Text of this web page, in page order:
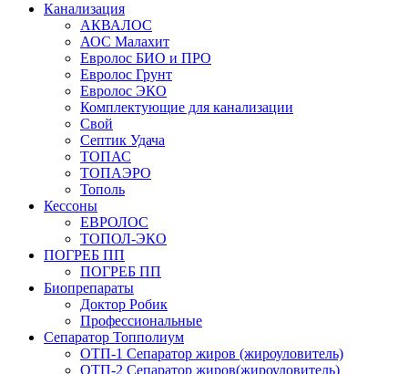
Канализация
АКВАЛОС
АОС Малахит
Евролос БИО и ПРО
Евролос Грунт
Евролос ЭКО
Комплектующие для канализации
Свой
Септик Удача
ТОПАС
ТОПАЭРО
Тополь
Кессоны
ЕВРОЛОС
ТОПОЛ-ЭКО
ПОГРЕБ ПП
ПОГРЕБ ПП
Биопрепараты
Доктор Робик
Профессиональные
Сепаратор Топполиум
ОТП-1 Сепаратор жиров (жироуловитель)
ОТП-2 Сепаратор жиров(жироуловитель)